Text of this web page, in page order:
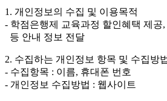
외하고는 회원탈퇴 시까지 이용 및
원이거나 상담 시로부터 3년 이내 탈
소비자 불만 또는 분쟁처리를 위해 3
의 경우에는 상담 신청이 제한됩니다.
1. 개인정보의 수집 및 이용목적
- 학점은행제 교육과정 할인혜택 제공,
등 안내 정보 전달
2. 수집하는 개인정보 항목 및 수집방
- 수집항목 : 이름, 휴대폰 번호
- 개인정보 수집방법 : 웹사이트